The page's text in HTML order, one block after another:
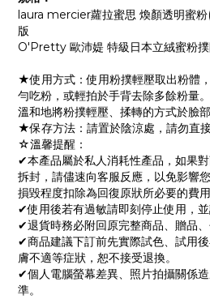
laura mercier蘿拉蜜思 煥顏透明蜜
版
O'Pretty 歐沛媞 特級日本立絨蜜粉
★使用方式：使用粉撲輕壓取出粉體
勻吃粉，或輕拍於手背去除多餘粉量。
溫和地將粉撲輕壓、揉轉的方式於臉部
★保存方法：請置於陰涼處，請勿直
☆溫馨提醒：
✔本產品屬於私人消耗性產品，如果
拆封，請儘速向客服反應，以免影響
損毀程度扣除為回復原狀所必要的費用
✔使用後若有過敏請即刻停止使用，並
✔退貨時務必附回原完整商品、贈品、
✔商品建議下訂前先實際試色、試用
膚不適等症狀，恕不接受退換。
✔個人電腦螢幕差異、照片拍攝關係
準。